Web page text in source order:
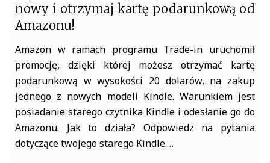
nowy i otrzymaj kartę podarunkową od
Amazonu!
Amazon w ramach programu Trade-in uruchomił
promocję, dzięki której możesz otrzymać kartę
podarunkową w wysokości 20 dolarów, na zakup
jednego z nowych modeli Kindle. Warunkiem jest
posiadanie starego czytnika Kindle i odesłanie go do
Amazonu. Jak to działa? Odpowiedz na pytania
dotyczące twojego starego Kindle.…